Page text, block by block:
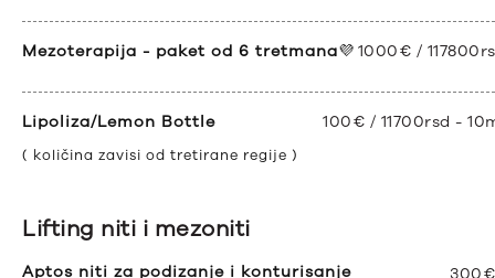
Mezoterapija - paket od 6 tretmana💜 1000€ /
Lipoliza/Lemon Bottle 100€ / 11700rsd -
( količina zavisi od tretirane regije )
Lifting niti i mezoniti
Aptos niti za podizanje i konturisanje